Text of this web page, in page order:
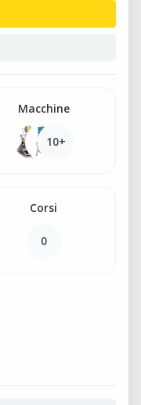
Macchine
10+
Corsi
0